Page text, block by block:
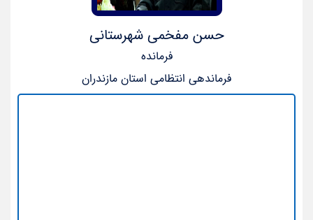
حسن مفخمی شهرستانی
فرمانده
فرماندهی انتظامی استان مازندران